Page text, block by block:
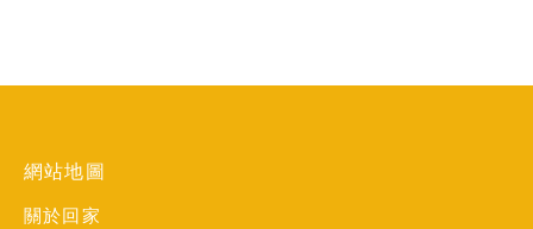
網站地圖
關於回家